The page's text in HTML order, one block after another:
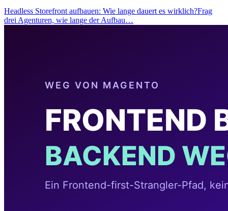
Headless Storefront aufbauen: Wie lange dauert es wirklich?Frag
drei Agenturen, wie lange der Aufbau…